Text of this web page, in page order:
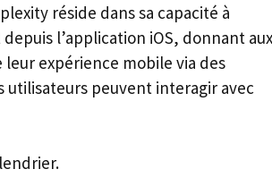
réside dans sa capacité à
l’application iOS, donnant aux
expérience mobile via des
utilisateurs peuvent interagir avec